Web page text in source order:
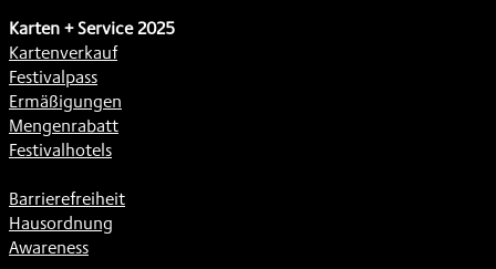
Karten + Service 2025
Kartenverkauf
Festivalpass
Ermäßigungen
Mengenrabatt
Festivalhotels
Barrierefreiheit
Hausordnung
Awareness